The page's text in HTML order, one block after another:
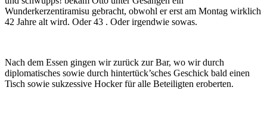
Wunderkerzentiramisu gebracht, obwohl er erst am Montag wirklich
42 Jahre alt wird. Oder 43 . Oder irgendwie sowas.
Nach dem Essen gingen wir zurück zur Bar, wo wir durch
diplomatisches sowie durch hintertück’sches Geschick bald einen
Tisch sowie sukzessive Hocker für alle Beteiligten eroberten.